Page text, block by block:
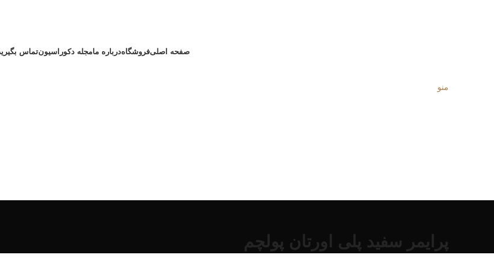
صفحه اصلیفروشگاهدرباره مامجله دکوراسیونتماس
منو
پرایمر سفید پلی اورتان پولچم